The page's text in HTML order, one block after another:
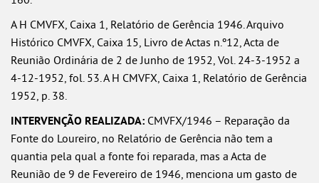
A H CMVFX, Caixa 1, Relatório de Gerência 1946. Arquivo
Histórico CMVFX, Caixa 15, Livro de Actas n.º12, Acta de
Reunião Ordinária de 2 de Junho de 1952, Vol. 24-3-1952 a
4-12-1952, fol. 53. A H CMVFX, Caixa 1, Relatório de Gerência
1952, p. 38.
INTERVENÇÃO REALIZADA: CMVFX/1946 – Reparação da
Fonte do Loureiro, no Relatório de Gerência não tem a
quantia pela qual a fonte foi reparada, mas a Acta de
Reunião de 9 de Fevereiro de 1946, menciona um gasto de